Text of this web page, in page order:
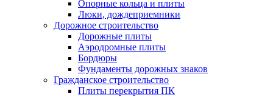
Опорные кольца и плиты
Люки, дождеприемники
Дорожное строительство
Дорожные плиты
Аэродромные плиты
Бордюры
Фундаменты дорожных знаков
Гражданское строительство
Плиты перекрытия ПК